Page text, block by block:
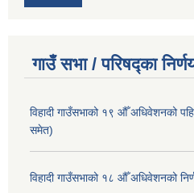
गाउँ सभा / परिषद्का
विहादी गाउँसभाको १९ औँ अधिवेशनको
समेत)
विहादी गाउँसभाको १८ औँ अधिवेशनको